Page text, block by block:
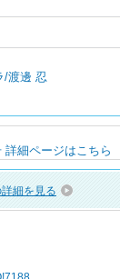
/渡邊 忍
詳細ページはこちら
細を見る